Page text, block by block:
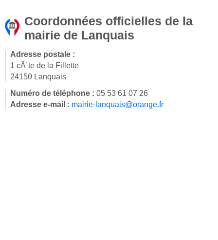
Coordonnées officielles de la
mairie de Lanquais
Adresse postale :
1 cÃ´te de la Fillette
24150 Lanquais
Numéro de téléphone : 05 53 61 07 26
Adresse e-mail : mairie-lanquais@orange.fr